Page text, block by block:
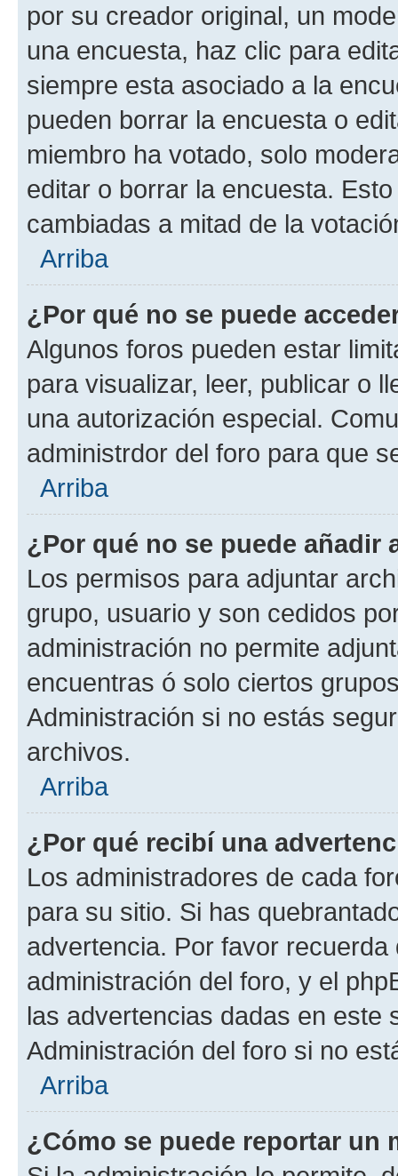
por su creador original, un
una encuesta, haz clic para
siempre esta asociado a la
pueden borrar la encuesta o
miembro ha votado, solo
editar o borrar la encuesta.
cambiadas a mitad de la
Arriba
¿Por qué no se puede
Algunos foros pueden estar
para visualizar, leer, publicar o
una autorización especial.
administrdor del foro para que
Arriba
¿Por qué no se puede añadir
Los permisos para adjuntar
grupo, usuario y son cedidos
administración no permite
encuentras ó solo ciertos
Administración si no estás
archivos.
Arriba
¿Por qué recibí una
Los administradores de cada
para su sitio. Si has
advertencia. Por favor
administración del foro, y el
las advertencias dadas en este
Administración del foro si no
Arriba
¿Cómo se puede reportar un